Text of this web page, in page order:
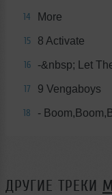
14 More
15 8 Activate
16 -&nbsp; Let
17 9 Vengaboys
18 -
ДРУГИЕ ТРЕКИ